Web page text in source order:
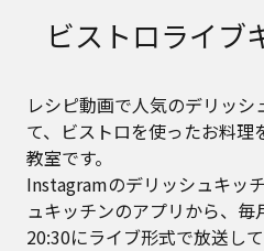
ビストロライブ
レシピ動画で人気のデリッ
て、ビストロを使ったお料
教室です。
Instagramのデリッシュキッ
ュキッチンのアプリから、
20:30にライブ形式で放送して